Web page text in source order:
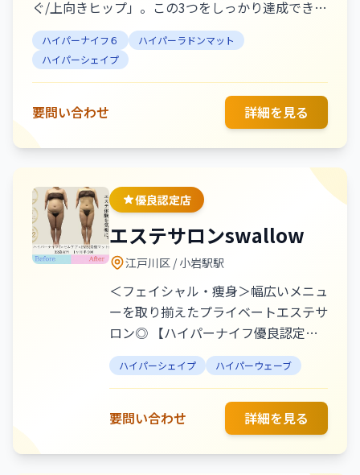
ぐ/上向きヒップ」。この3つをしっかり達成できる
よう、ハイパーナイフと足つぼ・リンパマッサージ
を掛け合わせたオリジナルメニューに加え、個別ス
トレッチ指導や生活習慣など根本からの改善サポー
ハイパーナイフ６
ハイパーラドンマット
ハイパーシェイプ
要問い合わせ 詳細を見る
優良認定店
エステサロンswallow
江戸川区 / 小岩駅駅
＜フェイシャル・痩身＞幅広いメニュ
ーを取り揃えたプライベートエステサ
ロン◎ 【ハイパーナイフ優良認定店/
ハイパーナイフシリーズコンプリート
サロン】 最新型ハイパーナイフ7をは
じめとした、最強痩身4ステップで理
想のボディに！ 痩せたいと思ってい
る方。フェイシャル最新スリムリフト
プロ機械で小顔になりたい！ 毛穴洗
ハイパーシェイプ ハイパーウェーブ
要問い合わせ 詳細を見る